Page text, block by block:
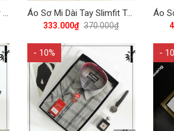
Combo 6 Quần Lót Boxer Nam Thun Lạnh Vĩnh Tiến QL - 04 - Nhiều Màu Áo Sơ Mi Dài Tay Slimfit Tencel 370 Vĩnh Tiến - TT3-GA01 - Trắng
333.000₫ 370.000₫
- 10% -